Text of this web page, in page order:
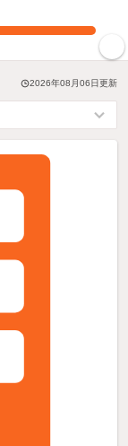
2026年08月06日更新